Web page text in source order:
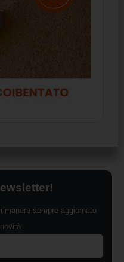
sempre aggiornato